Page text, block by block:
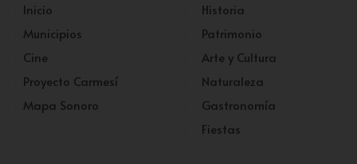
Inicio
Municipios
Cine
Proyecto Carmesí
Mapa Sonoro
Historia
Patrimonio
Arte y Cultura
Naturaleza
Gastronomía
Fiestas